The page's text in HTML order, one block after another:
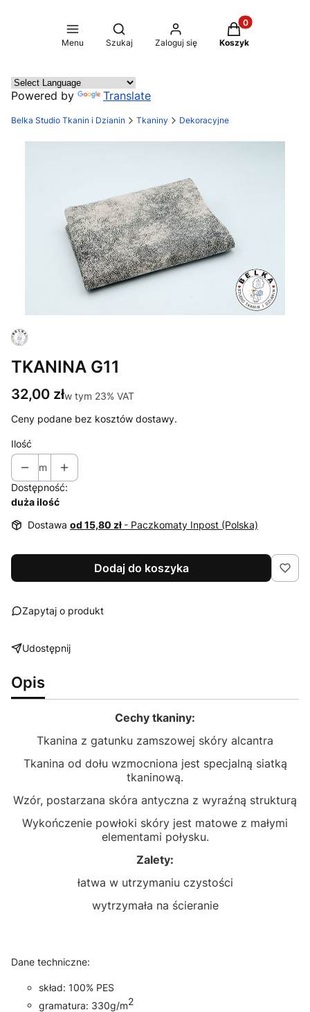
Menu
Otwórz wyszukiwarkę
Szukaj Zaloguj się
Produkty w
Koszyk
Powered by Translate
Belka Studio Tkanin i Dzianin Tkaniny Dekoracyjne
TKANINA G11
Cena
32,00 złw tym 23% VAT
w tym 23% VAT
Ceny podane bez kosztów dostawy.
Ilość
m
Dostępność:
duża ilość
Dostawa od 15,80 zł - Paczkomaty Inpost (Polska)
Dodaj do koszyka
Zapytaj o produkt
Udostępnij
Opis
Cechy tkaniny:
Tkanina z gatunku zamszowej skóry alcantra
Tkanina od dołu wzmocniona jest specjalną siatką
tkaninową.
Wzór, postarzana skóra antyczna z wyraźną strukturą
Wykończenie powłoki skóry jest matowe z małymi
elementami połysku.
Zalety:
łatwa w utrzymaniu czystości
wytrzymała na ścieranie
Dane techniczne:
skład: 100% PES
gramatura: 330g/m2